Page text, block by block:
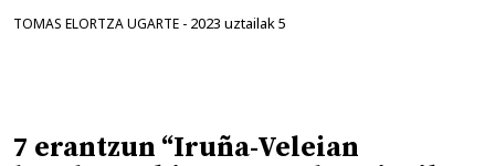
TOMAS ELORTZA UGARTE - 2023 uztailak 5
7 erantzun “Iruña-Veleian